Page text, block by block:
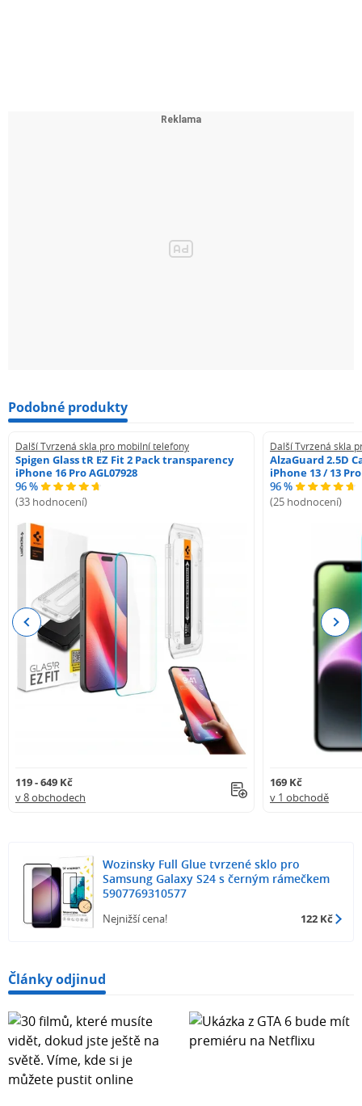
Podobné produkty
Další Tvrzená skla pro mobilní telefony
Spigen Glass tR EZ Fit 2 Pack transparency
iPhone 16 Pro AGL07928
96 %
(33 hodnocení)
119 - 649 Kč
v 8 obchodech
Další Tvrzená skla
AlzaGuard 2.5D
iPhone 13 / 13 Pro
96 %
(25 hodnocení)
169 Kč
v 1 obchodě
Previous Next
Wozinsky Full Glue tvrzené sklo pro
Samsung Galaxy S24 s černým rámečkem
5907769310577
Nejnižší cena! 122 Kč
Články odjinud